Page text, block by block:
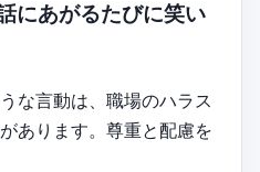
にあがるたびに笑い
な言動は、職場のハラス
あります。尊重と配慮を